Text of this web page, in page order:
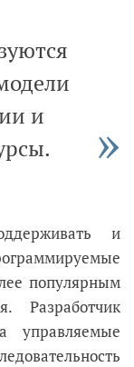
и
и
популярным
Разработчик
управляемые